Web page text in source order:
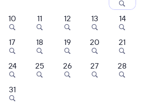
10 11 12 13 14
17 18 19 20 21
24 25 26 27 28
31